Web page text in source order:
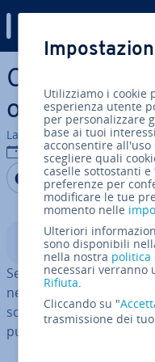
Vai al contenuto prin­ci­pa­le
Come
otto
La redazione di IONOS
11 dic 2023
Condividi via
Condividi
Indice
Se stai cercando di
nel posto giusto. In
scoprirai tutto ciò che
pub­bli­ca­re i tuoi
Utilizziamo i
esperienza utente
per personalizzare
base ai tuoi
acconsentire
scegliere quali
caselle sottostanti
preferenze per
modificare le tue
momento nelle
Ulteriori
sono disponibili
nella nostra politica
necessari verranno
Rifiuta.
Cliccando su "
trasmissione dei